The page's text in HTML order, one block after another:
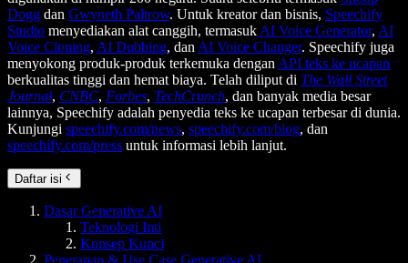
Dogg dan Gwyneth Paltrow. Untuk kreator dan bisnis, Speechify
Studio menyediakan alat canggih, termasuk AI Voice Generator, AI
Voice Cloning, AI Dubbing, dan AI Voice Changer. Speechify juga
menyokong produk-produk terkemuka dengan API teks ke ucapan
berkualitas tinggi dan hemat biaya. Telah diliput di The Wall Street
Journal, CNBC, Forbes, TechCrunch, dan banyak media besar
lainnya, Speechify adalah penyedia teks ke ucapan terbesar di dunia.
Kunjungi speechify.com/news, speechify.com/blog, dan
speechify.com/press untuk informasi lebih lanjut.
Daftar isi
Dasar Generative AI
Teknologi Inti
Konsep Kunci
Penerapan & Use Case Generative AI